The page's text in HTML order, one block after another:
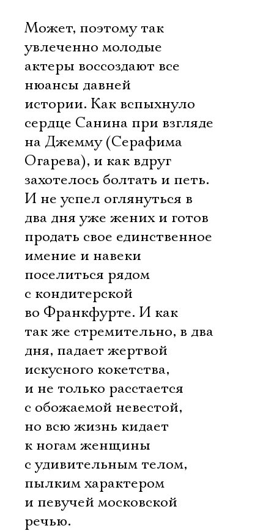
Может, поэтому так
увлеченно молодые
актеры воссоздают все
нюансы давней
истории. Как вспыхнуло
сердце Санина при взгляде
на Джемму (Серафима
Огарева), и как вдруг
захотелось болтать и петь.
И не успел оглянуться в
два дня уже жених и готов
продать свое единственное
имение и навеки
поселиться рядом
с кондитерской
во Франкфурте. И как
так же стремительно, в два
дня, падает жертвой
искусного кокетства, 
и не только расстается
с обожаемой невестой,
но всю жизнь кидает
к ногам женщины
с удивительным телом,
пылким характером
и певучей московской
речью.